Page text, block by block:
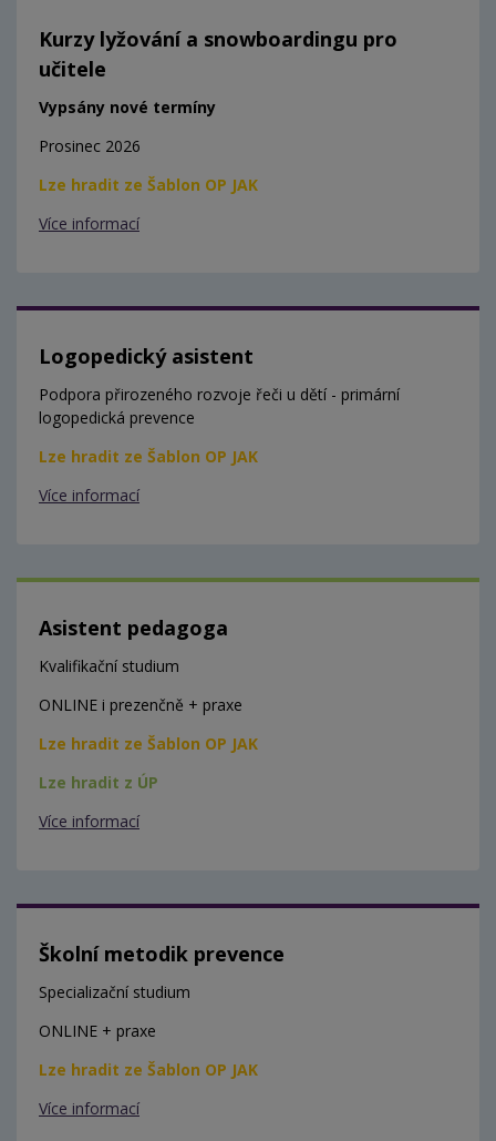
Kurzy lyžování a snowboardingu pro
učitele
Vypsány nové termíny
Prosinec 2026
Lze hradit ze Šablon OP JAK
Více informací
Logopedický asistent
Podpora přirozeného rozvoje řeči u dětí - primární
logopedická prevence
Lze hradit ze Šablon OP JAK
Více informací
Asistent pedagoga
Kvalifikační studium
ONLINE i prezenčně + praxe
Lze hradit ze Šablon OP JAK
Lze hradit z ÚP
Více informací
Školní metodik prevence
Specializační studium
ONLINE + praxe
Lze hradit ze Šablon OP JAK
Více informací